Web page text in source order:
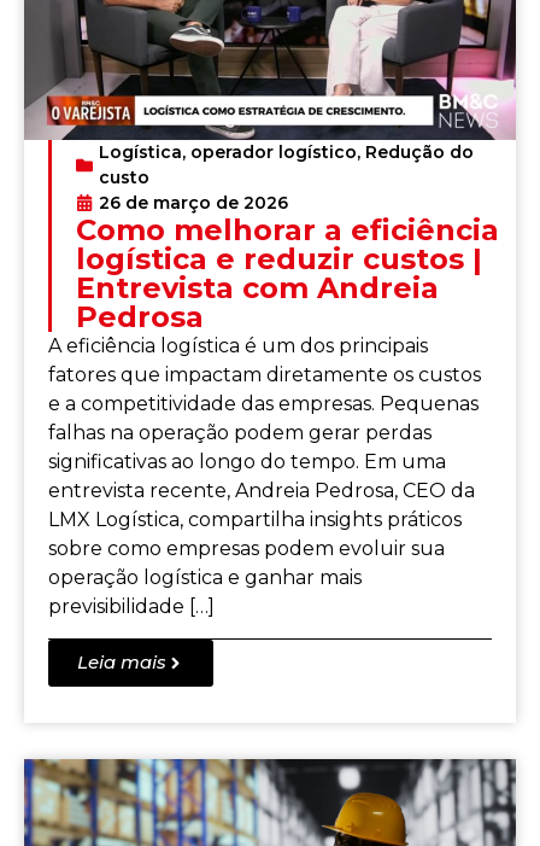
Logística, operador logístico, Redução do
custo
26 de março de 2026
Como melhorar a eficiência
logística e reduzir custos |
Entrevista com Andreia
Pedrosa
A eficiência logística é um dos principais
fatores que impactam diretamente os custos
e a competitividade das empresas. Pequenas
falhas na operação podem gerar perdas
significativas ao longo do tempo. Em uma
entrevista recente, Andreia Pedrosa, CEO da
LMX Logística, compartilha insights práticos
sobre como empresas podem evoluir sua
operação logística e ganhar mais
previsibilidade […]
Leia mais